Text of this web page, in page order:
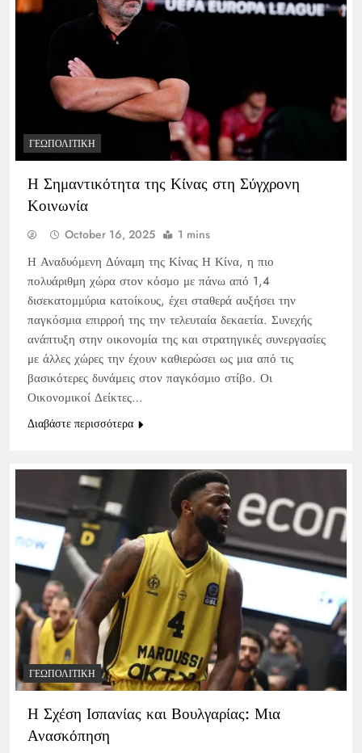
ΓΕΩΠΟΛΙΤΙΚΉ
Η Σημαντικότητα της Κίνας στη Σύγχρονη
Κοινωνία
October 16, 2025 1 mins
Η Αναδυόμενη Δύναμη της Κίνας Η Κίνα, η πιο
πολυάριθμη χώρα στον κόσμο με πάνω από 1,4
δισεκατομμύρια κατοίκους, έχει σταθερά αυξήσει την
παγκόσμια επιρροή της την τελευταία δεκαετία. Συνεχής
ανάπτυξη στην οικονομία της και στρατηγικές συνεργασίες
με άλλες χώρες την έχουν καθιερώσει ως μια από τις
βασικότερες δυνάμεις στον παγκόσμιο στίβο. Οι
Οικονομικοί Δείκτες…
Διαβάστε περισσότερα
ΓΕΩΠΟΛΙΤΙΚΉ
Η Σχέση Ισπανίας και Βουλγαρίας: Μια
Ανασκόπηση